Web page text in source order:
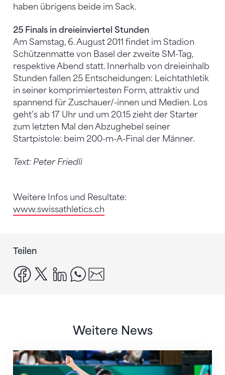
haben übrigens beide im Sack.
25 Finals in dreieinviertel Stunden
Am Samstag, 6. August 2011 findet im Stadion
Schützenmatte von Basel der zweite SM-Tag,
respektive Abend statt. Innerhalb von dreieinhalb
Stunden fallen 25 Entscheidungen: Leichtathletik
in seiner komprimiertesten Form, attraktiv und
spannend für Zuschauer/-innen und Medien. Los
geht’s ab 17 Uhr und um 20.15 zieht der Starter
zum letzten Mal den Abzughebel seiner
Startpistole: beim 200-m-A-Final der Männer.
Text: Peter Friedli
Weitere Infos und Resultate:
www.swissathletics.ch
Teilen
facebook
x linkedinwhatsapp
Weitere News
Nächster Halt: Weltmeisterschaft